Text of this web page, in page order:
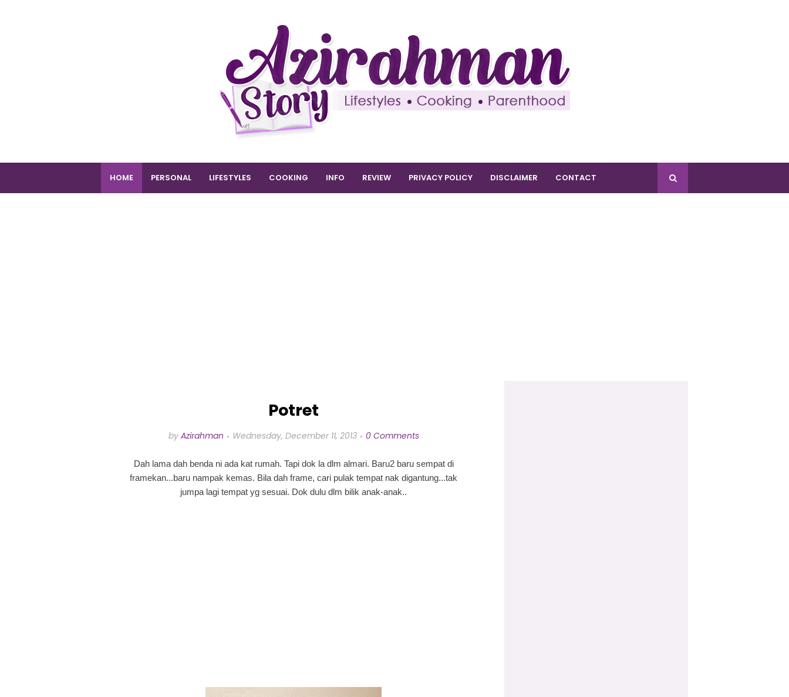
HOME PERSONAL LIFESTYLES COOKING INFO REVIEW PRIVACY POLICY DISCLAIMER CONTACT
Potret
by Azirahman Wednesday, December 11, 2013 0 Comments
Dah lama dah benda ni ada kat rumah. Tapi dok la dlm almari. Baru2 baru sempat di
framekan...baru nampak kemas. Bila dah frame, cari pulak tempat nak digantung...tak
jumpa lagi tempat yg sesuai. Dok dulu dlm bilik anak-anak..